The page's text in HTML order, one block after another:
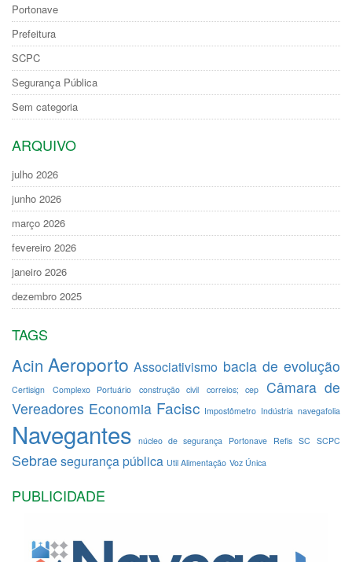
Portonave
Prefeitura
SCPC
Segurança Pública
Sem categoria
ARQUIVO
julho 2026
junho 2026
março 2026
fevereiro 2026
janeiro 2026
dezembro 2025
TAGS
Acin Aeroporto Associativismo bacia de evolução
Certisign Complexo Portuário construção civil correios; cep
Câmara de
Vereadores Economia Facisc Impostômetro Indústria navegafolia
Navegantes núcleo de segurança Portonave Refis SC SCPC
Sebrae segurança pública Util Alimentação Voz Única
PUBLICIDADE